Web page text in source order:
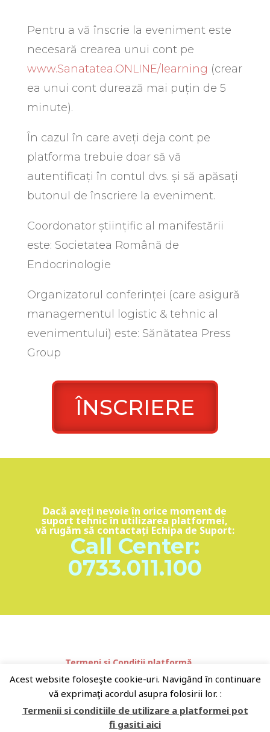
Pentru a vă înscrie la eveniment este
necesară crearea unui cont pe
www.Sanatatea.ONLINE/learning (crear
ea unui cont durează mai puțin de 5
minute).
În cazul în care aveți deja cont pe
platforma trebuie doar să vă
autentificați în contul dvs. și să apăsați
butonul de înscriere la eveniment.
Coordonator științific al manifestării
este: Societatea Română de
Endocrinologie
Organizatorul conferinței (care asigură
managementul logistic & tehnic al
evenimentului) este: Sănătatea Press
Group
ÎNSCRIERE
Dacă aveți nevoie în orice moment de
suport tehnic în utilizarea platformei,
vă rugăm să contactați Echipa de Suport:
Call Center:
0733.011.100
Termeni și Condiții platformă
Despre companie
Platforme partenere:
RoHealthReview.ro
Sanatatea.TV
Acest website foloseşte cookie-uri. Navigând în continuare
vă exprimaţi acordul asupra folosirii lor. :
Termenii si conditiile de utilizare a platformei pot
fi gasiti aici